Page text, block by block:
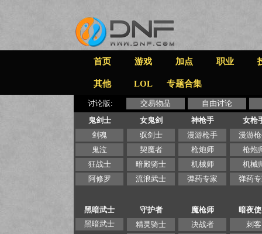
首页 游戏 加点 职业
其他 LOL 专题合集
讨论版: 交易物品
自由讨论
鬼剑士
剑魂
鬼泣
狂战士
阿修罗
女鬼剑
驭剑士
契魔者
暗殿骑士
流浪武士
神枪手
漫游枪手
枪炮师
机械师
弹药专家
女枪
漫游
枪炮
机械
弹药
黑暗武士
黑暗武士
守护者
精灵骑士
魔枪师
决战者
暗夜
刺客